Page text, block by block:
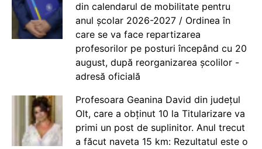
din calendarul de mobilitate pentru
anul școlar 2026-2027 / Ordinea în
care se va face repartizarea
profesorilor pe posturi începând cu 20
august, după reorganizarea școlilor -
adresă oficială
Profesoara Geanina David din județul
Olt, care a obținut 10 la Titularizare va
primi un post de suplinitor. Anul trecut
a făcut naveta 15 km: Rezultatul este o